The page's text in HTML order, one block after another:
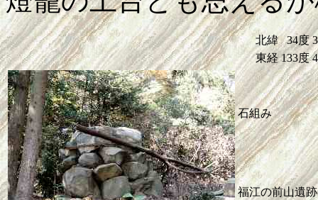
北緯 34度
東経 133度
石組み
福江の前山遺